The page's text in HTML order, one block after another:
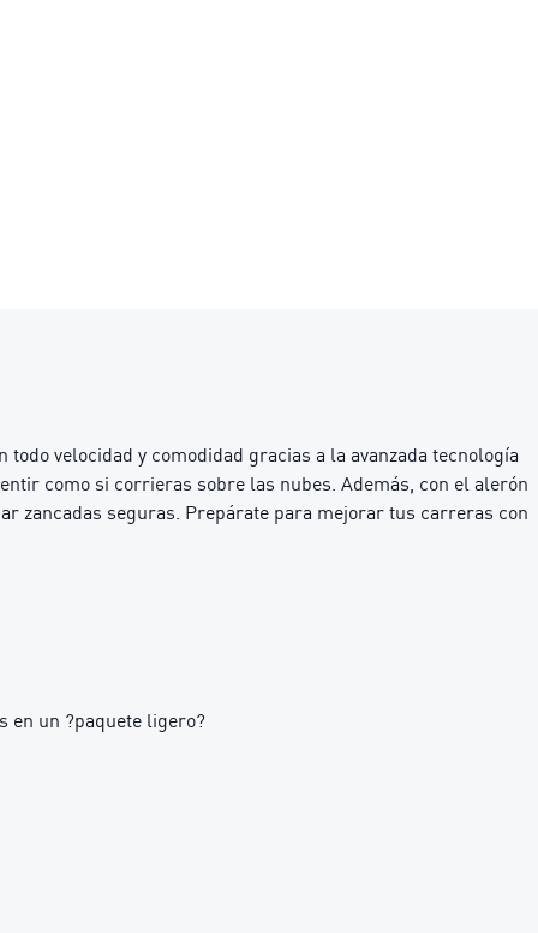
velocidad y comodidad gracias a la avanzada tecnología
como si corrieras sobre las nubes. Además, con el alerón
zancadas seguras. Prepárate para mejorar tus carreras con
en un ?paquete ligero?